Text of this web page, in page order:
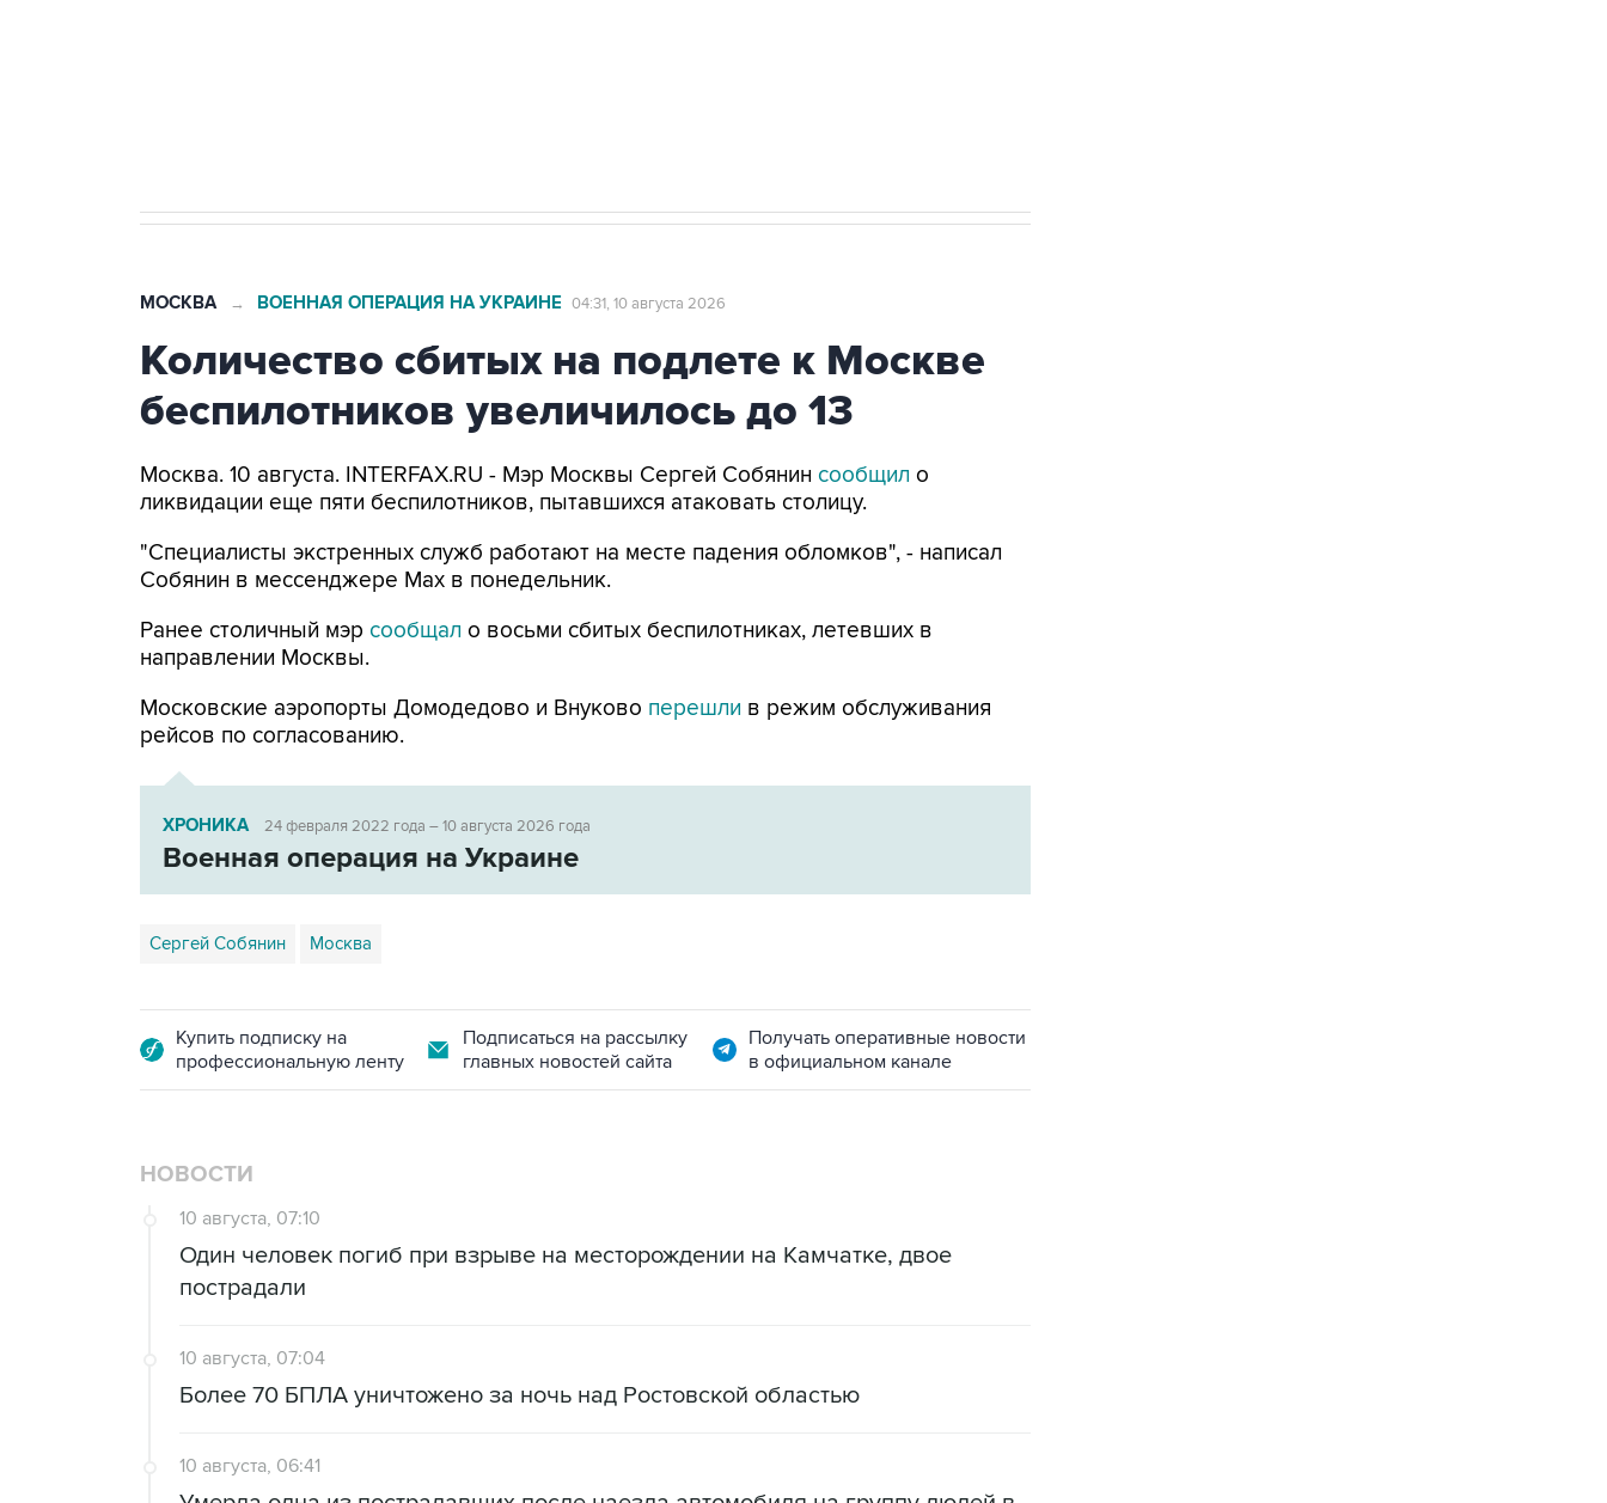
МОСКВА → ВОЕННАЯ ОПЕРАЦИЯ НА УКРАИНЕ 04:31, 10 августа 2026
Количество сбитых на подлете к Москве
беспилотников увеличилось до 13
Москва. 10 августа. INTERFAX.RU - Мэр Москвы Сергей Собянин сообщил о
ликвидации еще пяти беспилотников, пытавшихся атаковать столицу.
"Специалисты экстренных служб работают на месте падения обломков", - написал
Собянин в мессенджере Max в понедельник.
Ранее столичный мэр сообщал о восьми сбитых беспилотниках, летевших в
направлении Москвы.
Московские аэропорты Домодедово и Внуково перешли в режим обслуживания
рейсов по согласованию.
ХРОНИКА 24 февраля 2022 года – 10 августа 2026 года
Военная операция на Украине
Сергей Собянин Москва
Купить подписку на
профессиональную ленту
Подписаться на рассылку
главных новостей сайта
Получать оперативные новости
в официальном канале
НОВОСТИ
10 августа, 07:10
Один человек погиб при взрыве на месторождении на Камчатке, двое
пострадали
10 августа, 07:04
Более 70 БПЛА уничтожено за ночь над Ростовской областью
10 августа, 06:41